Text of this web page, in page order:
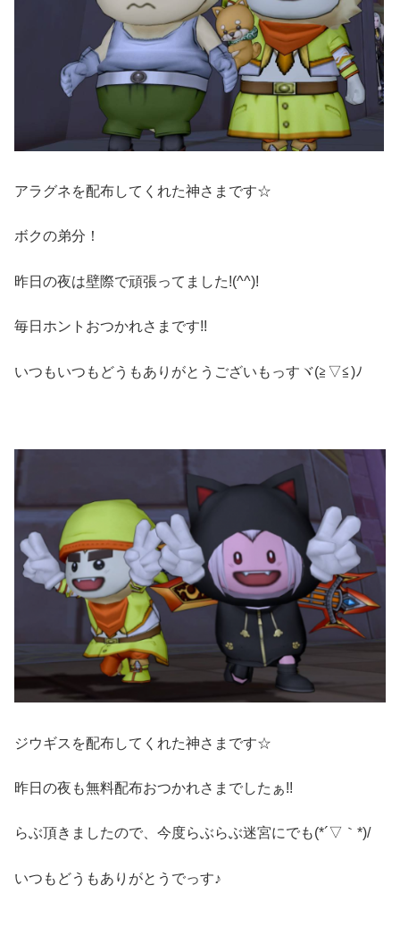
アラグネを配布してくれた神さまです☆
ボクの弟分！
昨日の夜は壁際で頑張ってました!(^^)!
毎日ホントおつかれさまです!!
いつもいつもどうもありがとうございもっすヾ(≧▽≦)ﾉ
ジウギスを配布してくれた神さまです☆
昨日の夜も無料配布おつかれさまでしたぁ!!
らぶ頂きましたので、今度らぶらぶ迷宮にでも(*´▽｀*)/
いつもどうもありがとうでっす♪